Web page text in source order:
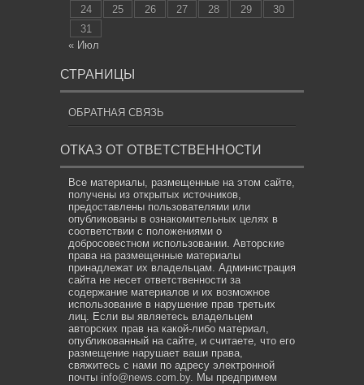
24
25 26 27 28 29
30
31
« Июл
СТРАНИЦЫ
ОБРАТНАЯ СВЯЗЬ
ОТКАЗ ОТ ОТВЕТСТВЕННОСТИ
Все материалы, размещенные на этом сайте,
получены из открытых источников,
предоставлены пользователями или
опубликованы в ознакомительных целях в
соответствии с положениями о
добросовестном использовании. Авторские
права на размещенные материалы
принадлежат их владельцам. Администрация
сайта не несет ответственности за
содержание материалов и их возможное
использование в нарушение прав третьих
лиц. Если вы являетесь владельцем
авторских прав на какой-либо материал,
опубликованный на сайте, и считаете, что его
размещение нарушает ваши права,
свяжитесь с нами по адресу электронной
почты info@news.com.by. Мы предпримем